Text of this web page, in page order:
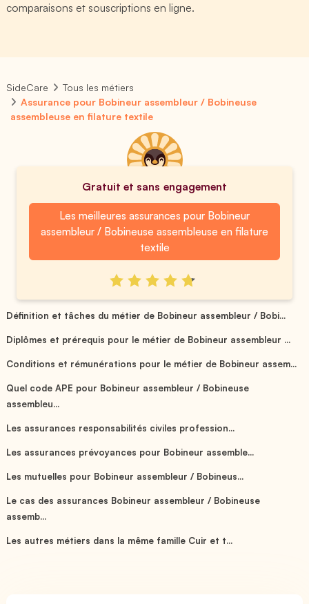
comparaisons et souscriptions en ligne.
SideCare
Tous les métiers
Assurance pour Bobineur assembleur / Bobineuse
assembleuse en filature textile
Gratuit et sans engagement
Les meilleures assurances pour Bobineur
assembleur / Bobineuse assembleuse en filature
textile
Définition et tâches du métier de Bobineur assembleur / Bobi...
Diplômes et prérequis pour le métier de Bobineur assembleur ...
Conditions et rémunérations pour le métier de Bobineur assem...
Quel code APE pour Bobineur assembleur / Bobineuse
assembleu...
Les assurances responsabilités civiles profession...
Les assurances prévoyances pour Bobineur assemble...
Les mutuelles pour Bobineur assembleur / Bobineus...
Le cas des assurances Bobineur assembleur / Bobineuse
assemb...
Les autres métiers dans la même famille Cuir et t...